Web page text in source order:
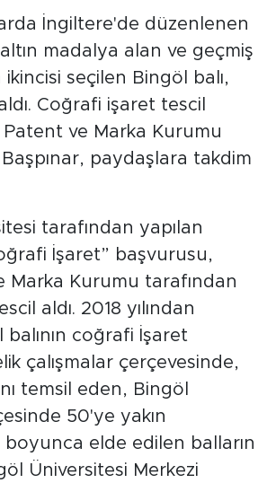
İngiltere'de düzenlenen
madalya alan ve geçmiş
seçilen Bingöl balı,
Coğrafi işaret tescil
ve Marka Kurumu
Başpınar, paydaşlara takdim
tarafından yapılan
İşaret” başvurusu,
Marka Kurumu tarafından
aldı. 2018 yılından
coğrafi İşaret
çalışmalar çerçevesinde,
temsil eden, Bingöl
50'ye yakın
boyunca elde edilen balların
Üniversitesi Merkezi